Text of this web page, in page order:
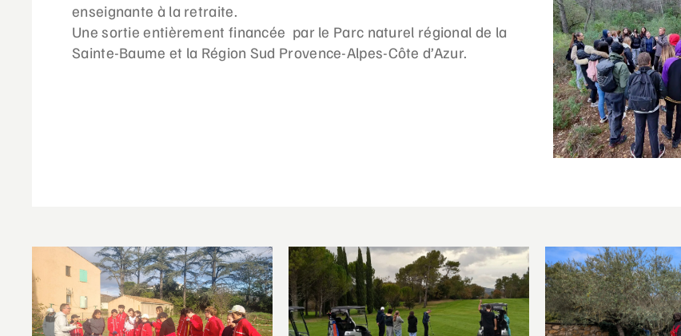
enseignante à la retraite.
Une sortie entièrement financée par le Parc naturel régional de la
Sainte-Baume et la Région Sud Provence-Alpes-Côte d’Azur.